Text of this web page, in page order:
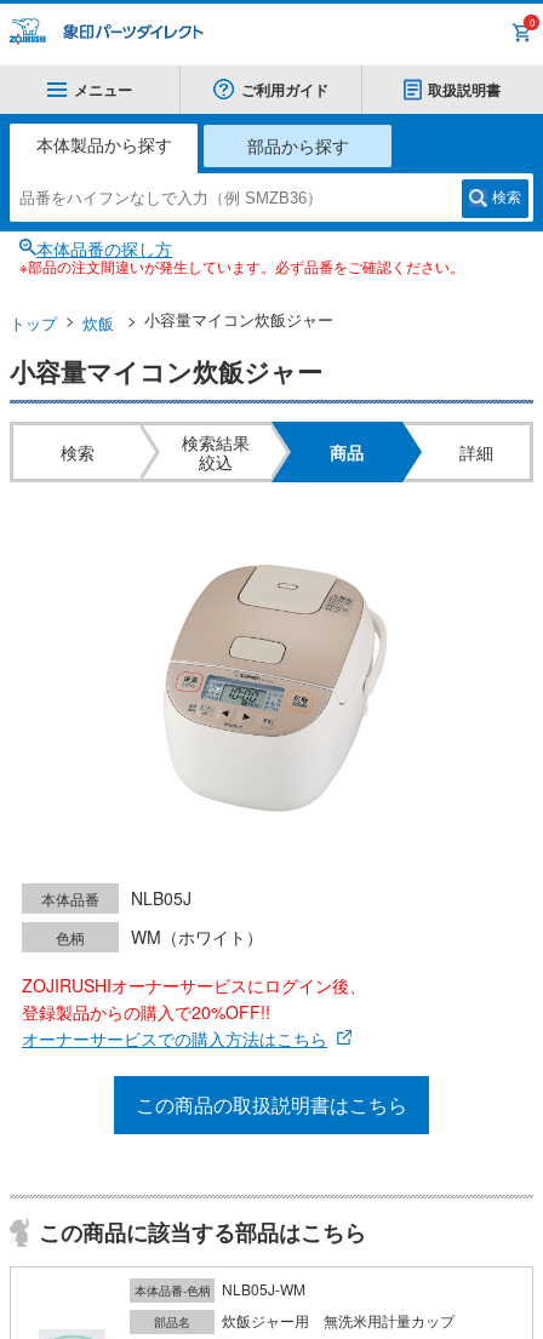
0
メニュー ご利用ガイド 取扱説明書
本体製品から探す 部品から探す
検索
本体品番の探し方
※部品の注文間違いが発生しています。必ず品番をご確認ください。
トップ 炊飯 小容量マイコン炊飯ジャー
小容量マイコン炊飯ジャー
検索
検索結果
絞込
商品 詳細
本体品番 NLB05J
色柄
WM（ホワイト）
ZOJIRUSHIオーナーサービスにログイン後、
登録製品からの購入で20%OFF!!
オーナーサービスでの購入方法はこちら
この商品の取扱説明書はこちら
この商品に該当する部品はこちら
本体品番-色柄 NLB05J-WM
部品名 炊飯ジャー用 無洗米用計量カップ